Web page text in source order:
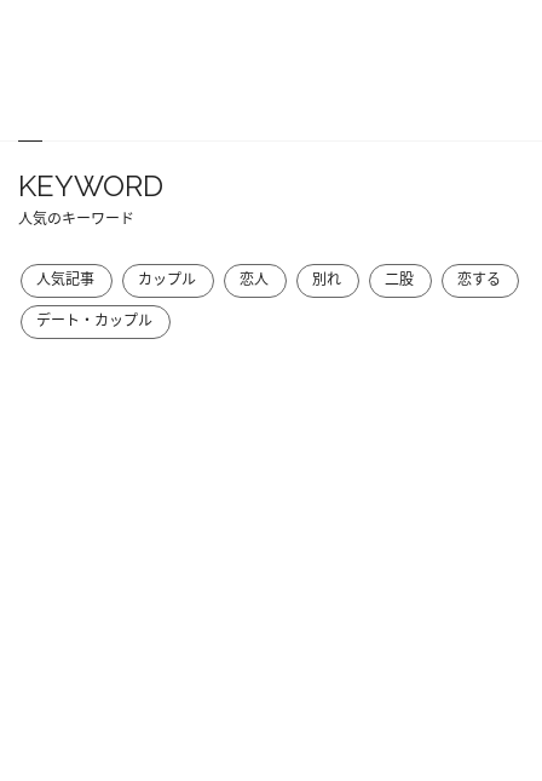
KEYWORD
人気のキーワード
人気記事 カップル 恋人 別れ 二股
恋する
デート・カップル